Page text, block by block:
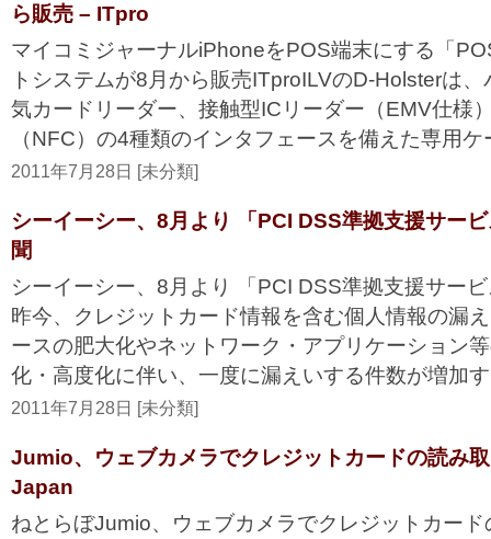
ら販売 – ITpro
マイコミジャーナルiPhoneをPOS端末にする「
トシステムが8月から販売ITproILVのD-Holsterは
気カードリーダー、接触型ICリーダー（EMV仕様
（NFC）の4種類のインタフェースを備えた専用
2011年7月28日 [未分類]
シーイーシー、8月より 「PCI DSS準拠支援サー
聞
シーイーシー、8月より 「PCI DSS準拠支援サー
昨今、クレジットカード情報を含む個人情報の漏
ースの肥大化やネットワーク・アプリケーション
化・高度化に伴い、一度に漏えいする件数が増加
2011年7月28日 [未分類]
Jumio、ウェブカメラでクレジットカードの読み
Japan
ねとらぼJumio、ウェブカメラでクレジットカー